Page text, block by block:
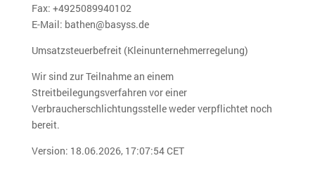
Fax: +4925089940102
E-Mail: bathen@basyss.de
Umsatzsteuerbefreit (Kleinunternehmerregelung)
Wir sind zur Teilnahme an einem
Streitbeilegungsverfahren vor einer
Verbraucherschlichtungsstelle weder verpflichtet noch
bereit.
Version: 18.06.2026, 17:07:54 CET